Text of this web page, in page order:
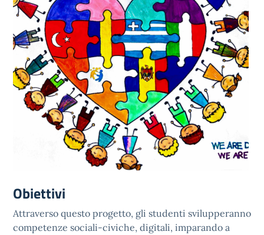
Obiettivi
Attraverso questo progetto, gli studenti svilupperanno
competenze sociali-civiche, digitali, imparando a